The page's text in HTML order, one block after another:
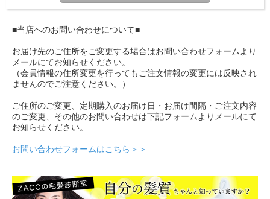
■当店へのお問い合わせについて■
お届け先のご住所をご変更する場合はお問い合わせフォームより
メールにてお知らせください。
（会員情報の住所変更を行ってもご注文情報の変更には反映され
ませんのでご注意ください。）
ご住所のご変更、定期購入のお届け日・お届け間隔・ご注文内容
のご変更、その他のお問い合わせは下記フォームよりメールにて
お知らせください。
お問い合わせフォームはこちら＞＞